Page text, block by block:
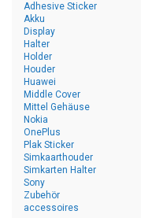
Adhesive Sticker
Akku
Display
Halter
Holder
Houder
Huawei
Middle Cover
Mittel Gehäuse
Nokia
OnePlus
Plak Sticker
Simkaarthouder
Simkarten Halter
Sony
Zubehör
accessoires